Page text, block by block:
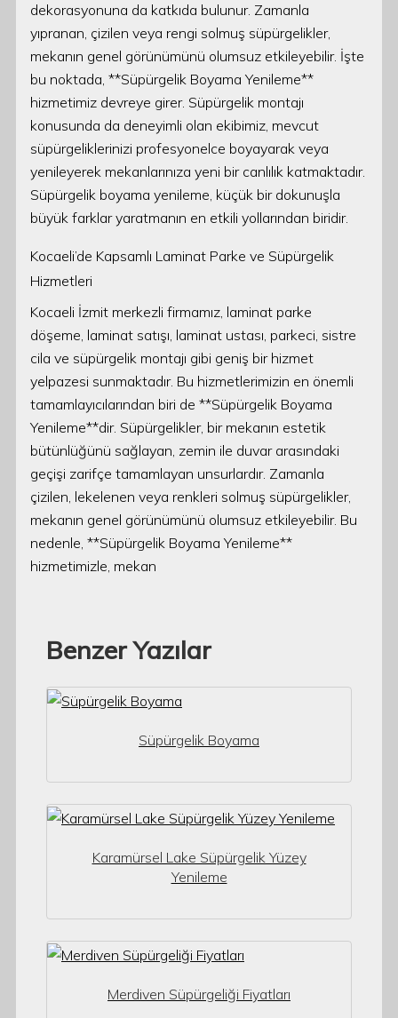
dekorasyonuna da katkıda bulunur. Zamanla
yıpranan, çizilen veya rengi solmuş süpürgelikler,
mekanın genel görünümünü olumsuz etkileyebilir. İşte
bu noktada, **Süpürgelik Boyama Yenileme**
hizmetimiz devreye girer. Süpürgelik montajı
konusunda da deneyimli olan ekibimiz, mevcut
süpürgeliklerinizi profesyonelce boyayarak veya
yenileyerek mekanlarınıza yeni bir canlılık katmaktadır.
Süpürgelik boyama yenileme, küçük bir dokunuşla
büyük farklar yaratmanın en etkili yollarından biridir.
Kocaeli’de Kapsamlı Laminat Parke ve Süpürgelik
Hizmetleri
Kocaeli İzmit merkezli firmamız, laminat parke
döşeme, laminat satışı, laminat ustası, parkeci, sistre
cila ve süpürgelik montajı gibi geniş bir hizmet
yelpazesi sunmaktadır. Bu hizmetlerimizin en önemli
tamamlayıcılarından biri de **Süpürgelik Boyama
Yenileme**dir. Süpürgelikler, bir mekanın estetik
bütünlüğünü sağlayan, zemin ile duvar arasındaki
geçişi zarifçe tamamlayan unsurlardır. Zamanla
çizilen, lekelenen veya renkleri solmuş süpürgelikler,
mekanın genel görünümünü olumsuz etkileyebilir. Bu
nedenle, **Süpürgelik Boyama Yenileme**
hizmetimizle, mekan
Benzer Yazılar
Süpürgelik Boyama
Karamürsel Lake Süpürgelik Yüzey
Yenileme
Merdiven Süpürgeliği Fiyatları